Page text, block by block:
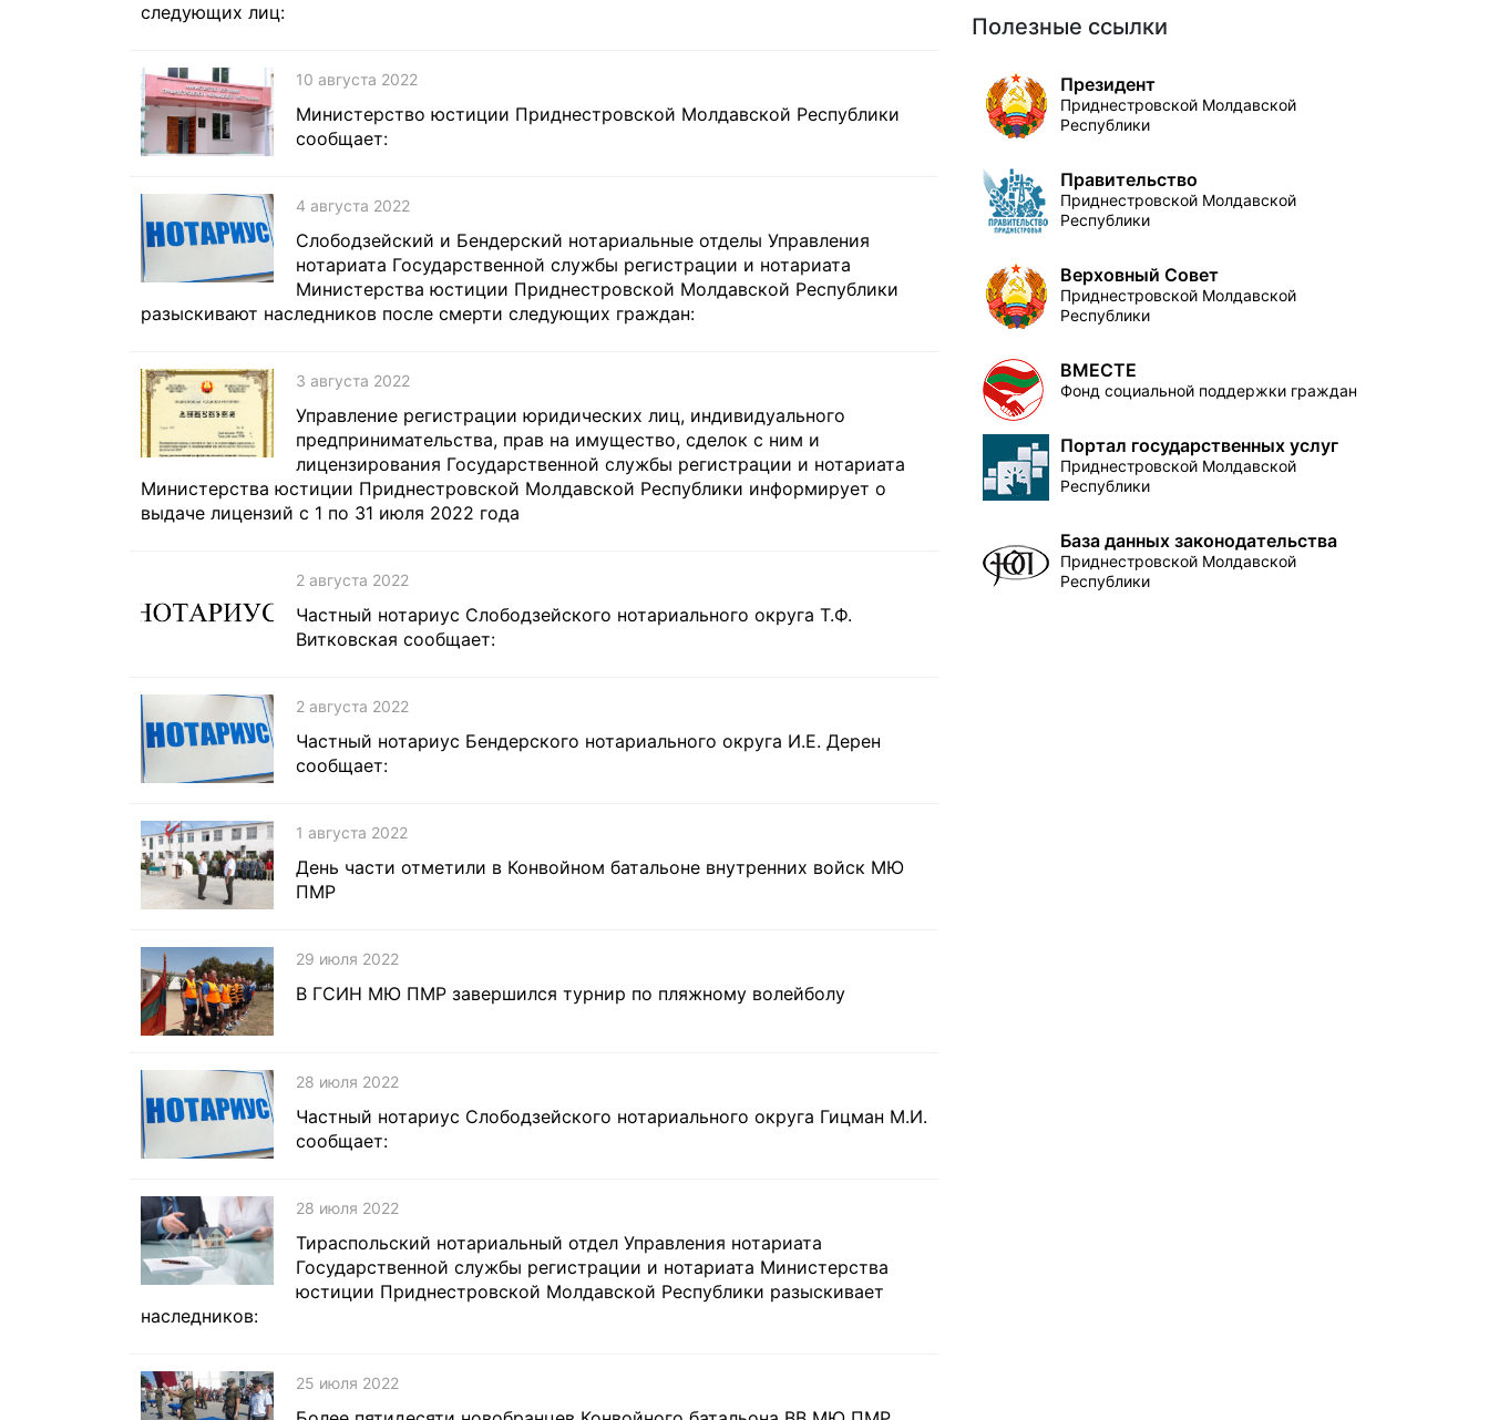
следующих лиц:
10 августа 2022
Министерство юстиции Приднестровской Молдавской Республики
сообщает:
4 августа 2022
Слободзейский и Бендерский нотариальные отделы Управления
нотариата Государственной службы регистрации и нотариата
Министерства юстиции Приднестровской Молдавской Республики
разыскивают наследников после смерти следующих граждан:
3 августа 2022
Управление регистрации юридических лиц, индивидуального
предпринимательства, прав на имущество, сделок с ним и
лицензирования Государственной службы регистрации и нотариата
Министерства юстиции Приднестровской Молдавской Республики информирует о
выдаче лицензий с 1 по 31 июля 2022 года
2 августа 2022
Частный нотариус Слободзейского нотариального округа Т.Ф.
Витковская сообщает:
2 августа 2022
Частный нотариус Бендерского нотариального округа И.Е. Дерен
сообщает:
1 августа 2022
День части отметили в Конвойном батальоне внутренних войск МЮ
ПМР
29 июля 2022
В ГСИН МЮ ПМР завершился турнир по пляжному волейболу
28 июля 2022
Частный нотариус Слободзейского нотариального округа Гицман М.И.
сообщает:
28 июля 2022
Тираспольский нотариальный отдел Управления нотариата
Государственной службы регистрации и нотариата Министерства
юстиции Приднестровской Молдавской Республики разыскивает
наследников:
25 июля 2022
Полезные ссылки
Президент
Приднестровской Молдавской
Республики
Правительство
Приднестровской Молдавской
Республики
Верховный Совет
Приднестровской Молдавской
Республики
ВМЕСТЕ
Фонд социальной поддержки граждан
Портал государственных услуг
Приднестровской Молдавской
Республики
База данных законодательства
Приднестровской Молдавской
Республики